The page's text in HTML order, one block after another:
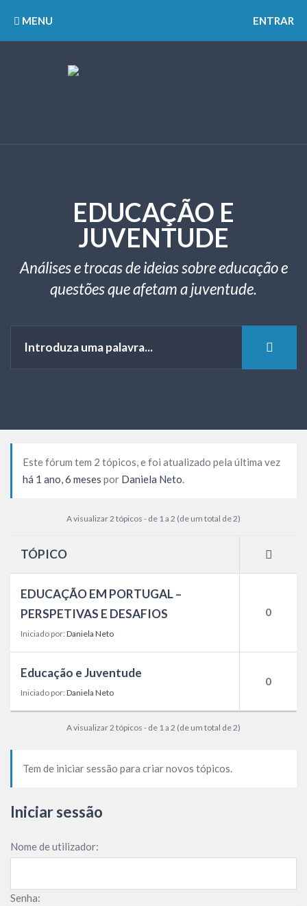
MENU ENTRAR
EDUCAÇÃO E
JUVENTUDE
Análises e trocas de ideias sobre educação e
questões que afetam a juventude.
Este fórum tem 2 tópicos, e foi atualizado pela última vez
há 1 ano, 6 meses por Daniela Neto
A visualizar 2 tópicos - de 1 a 2 (de um total de 2)
TÓPICO
EDUCAÇÃO EM PORTUGAL –
PERSPETIVAS E DESAFIOS
Iniciado por: Daniela Neto
0
Educação e Juventude
Iniciado por: Daniela Neto
0
A visualizar 2 tópicos - de 1 a 2 (de um total de 2)
Tem de iniciar sessão para criar novos tópicos.
Iniciar sessão
Nome de utilizador:
Senha: